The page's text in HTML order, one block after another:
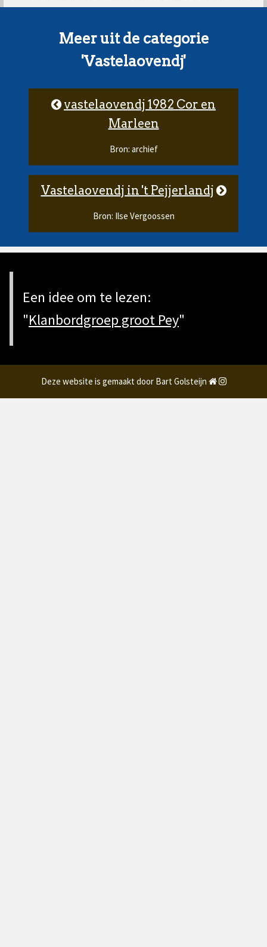
Meer uit de categorie
'Vastelaovendj'
vastelaovendj 1982 Cor en
Marleen
Bron: archief
Vastelaovendj in 't Pejjerlandj
Bron: Ilse Vergoossen
Een idee om te lezen:
"Klanbordgroep groot Pey"
Deze website is gemaakt door Bart Golsteijn